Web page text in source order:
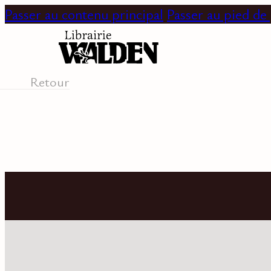
Passer au contenu principal Passer au pied de
Retour